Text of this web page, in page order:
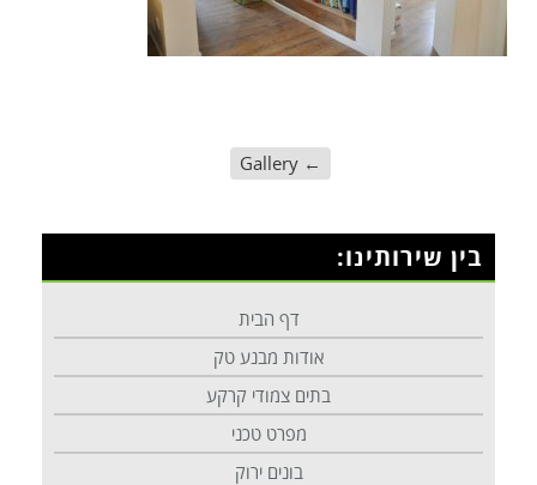
←
בין שירותינו:
דף הבית
אודות מבנע טק
בתים צמודי קרקע
מפרט טכני
בונים ירוק